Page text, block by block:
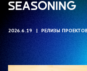
SEASONING
2026.6.19 РЕЛИЗЫ ПРОЕКТОВ